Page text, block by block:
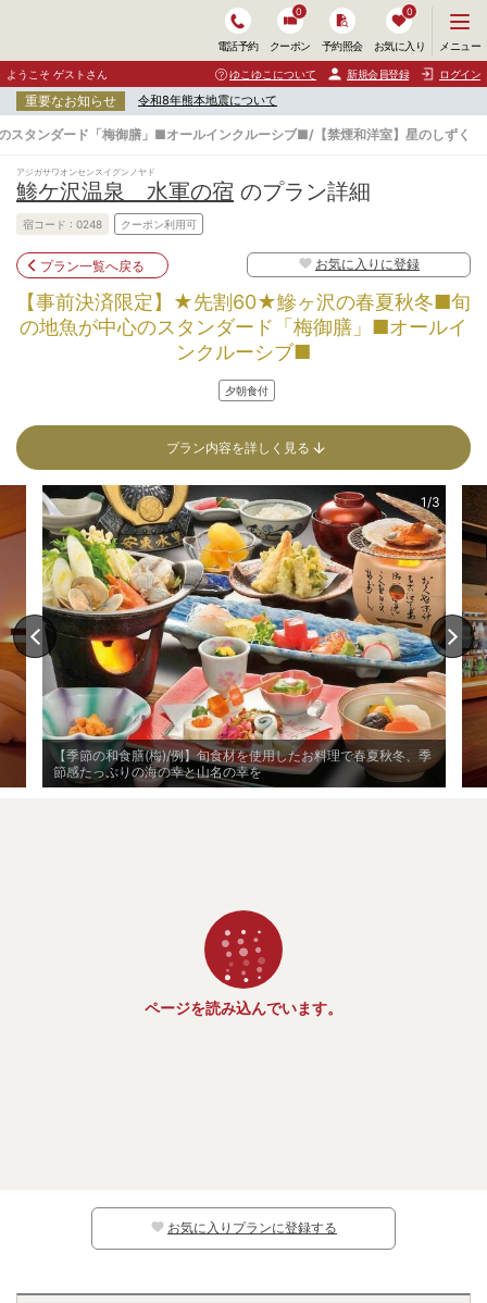
電話予約 クーポン
0
予約照会 お気に入り
0
ニ
ュ
ー
開
く
メニュー
ようこそ ゲストさん ゆこゆこについて 新規会員登録 ログイン
重要なお知らせ 令和8年熊本地震について
タンダード「梅御膳」■オールインクルーシブ■/【禁煙和洋室】星のしずく
アジガサワオンセンスイグンノヤド
鯵ケ沢温泉 水軍の宿 のプラン詳細
宿コード : 0248 クーポン利用可
プラン一覧へ戻る お気に入りに登録
【事前決済限定】★先割60★鰺ヶ沢の春夏秋冬■旬
の地魚が中心のスタンダード「梅御膳」■オールイ
ンクルーシブ■
夕朝食付
プラン内容を詳しく見る
【季節の和食膳(梅)/例】旬食材を使用したお料理で春夏秋冬、季
節感たっぷりの海の幸と山名の幸を
1/3
ページを読み込んでいます。
お気に入りプランに登録する